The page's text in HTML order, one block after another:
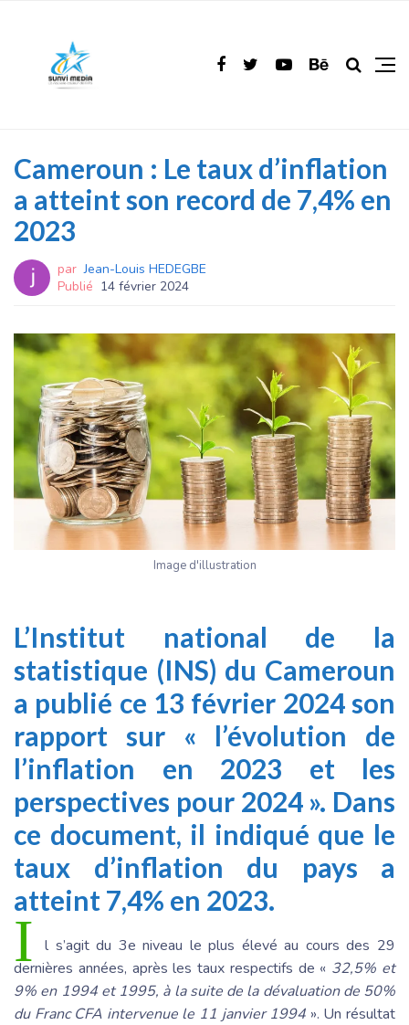
Cameroun : Le taux d’inflation
a atteint son record de 7,4% en
2023
par Jean-Louis HEDEGBE
Publié 14 février 2024
Image d'illustration
L’Institut national de la
statistique (INS) du Cameroun
a publié ce 13 février 2024 son
rapport sur « l’évolution de
l’inflation en 2023 et les
perspectives pour 2024 ». Dans
ce document, il indiqué que le
taux d’inflation du pays a
atteint 7,4% en 2023.
I
l s’agit du 3e niveau le plus élevé au cours des 29
dernières années, après les taux respectifs de « 32,5% et
9% en 1994 et 1995, à la suite de la dévaluation de 50%
du Franc CFA intervenue le 11 janvier 1994 ». Un résultat